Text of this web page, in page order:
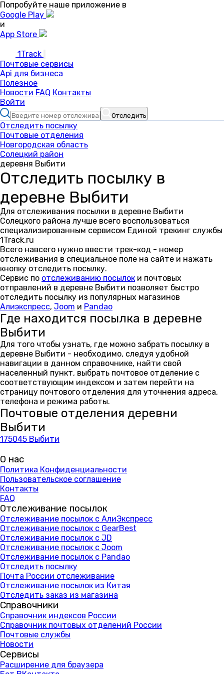
Попробуйте наше приложение в
Google Play
и
App Store
1Track
Почтовые сервисы
Api для бизнеса
Полезное
Новости FAQ Контакты
Войти
Отследить
Отследить посылку
Почтовые отделения
Новгородская область
Солецкий район
деревня Выбити
Отследить посылку в
деревне Выбити
Для отслеживания посылки в деревне Выбити
Солецкого района лучше всего воспользоваться
специализированным сервисом Единой трекинг службы
1Track.ru
Всего навсего нужно ввести трек-код - номер
отслеживания в специальное поле на сайте и нажать
кнопку отследить посылку.
Сервис по отслеживанию посылок и почтовых
отправлений в деревне Выбити позволяет быстро
отследить посылку из популярных магазинов
Алиэкспресс, Joom и Pandao
Где находится посылка в деревне
Выбити
Для того чтобы узнать, где можно забрать посылку в
деревне Выбити - необходимо, следуя удобной
навигации в данном справочнике, найти свой
населенный пункт, выбрать почтовое отделение с
соответствующим индексом и затем перейти на
страницу почтового отделения для уточнения адреса,
телефона и режима работы.
Почтовые отделения деревни
Выбити
175045 Выбити
О нас
Политика Конфиденциальности
Пользовательское соглашение
Контакты
FAQ
Отслеживание посылок
Отслеживание посылок с АлиЭкспресс
Отслеживание посылок с GearBest
Отслеживание посылок с JD
Отслеживание посылок с Joom
Отслеживание посылок с Pandao
Отследить посылку
Почта России отслеживание
Отслеживание посылок из Китая
Отследить заказ из магазина
Справочники
Справочник индексов России
Справочник почтовых отделений России
Почтовые службы
Новости
Сервисы
Расширение для браузера